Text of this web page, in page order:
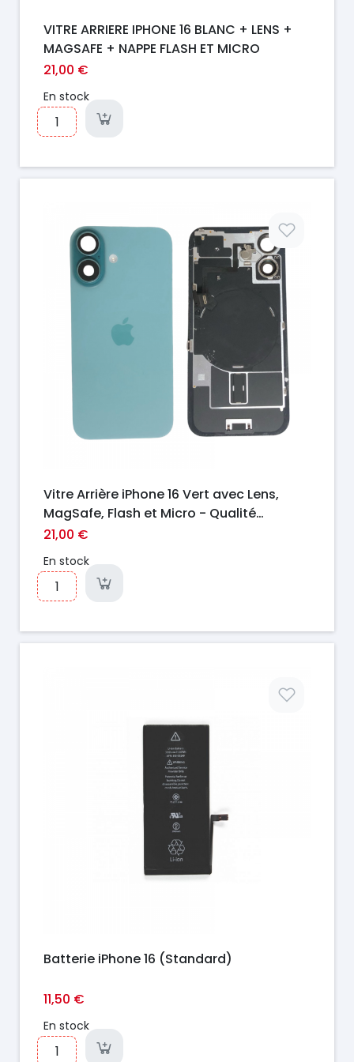
VITRE ARRIERE IPHONE 16 BLANC + LENS +
MAGSAFE + NAPPE FLASH ET MICRO
21,00 €
En stock
Vitre Arrière iPhone 16 Vert avec Lens,
MagSafe, Flash et Micro - Qualité
Premium
21,00 €
En stock
Batterie iPhone 16 (Standard)
11,50 €
En stock